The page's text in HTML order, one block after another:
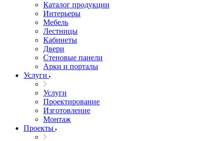
Каталог продукции
Интерьеры
Мебель
Лестницы
Кабинеты
Двери
Стеновые панели
Арки и порталы
Услуги
Услуги
Проектирование
Изготовление
Монтаж
Проекты